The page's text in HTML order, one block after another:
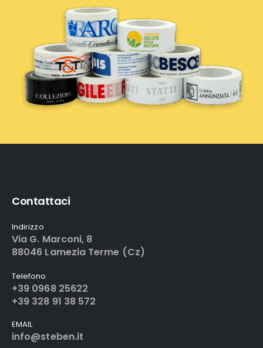
Contattaci
Indirizzo
Via G. Marconi, 8
88046 Lamezia Terme (Cz)
Telefono
+39 0968 25622
+39 328 91 38 572
EMAIL
info@steben.it